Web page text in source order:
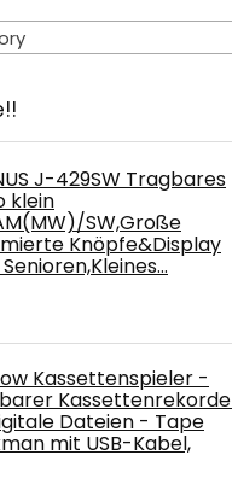
J-429SW Tragbares
klein
SW,Große
Knöpfe&Display
Kassettenspieler -
Dateien - Tape
mit USB-Kabel,